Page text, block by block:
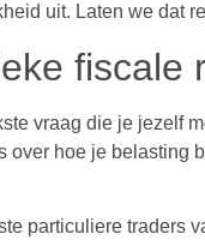
uit. Laten we dat
fiscale
vraag die je jezelf
over hoe je belasting
particuliere traders